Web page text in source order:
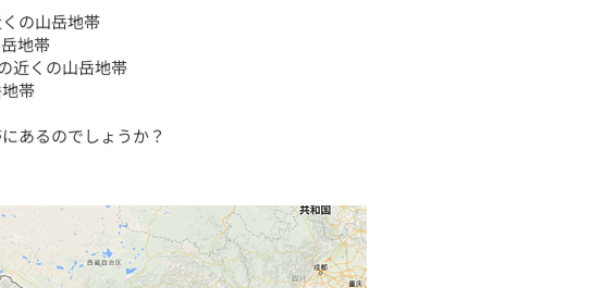
の山岳地帯
地帯
近くの山岳地帯
帯
あるのでしょうか？